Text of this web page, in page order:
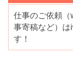
仕事のご依頼
事寄稿など）は
す！